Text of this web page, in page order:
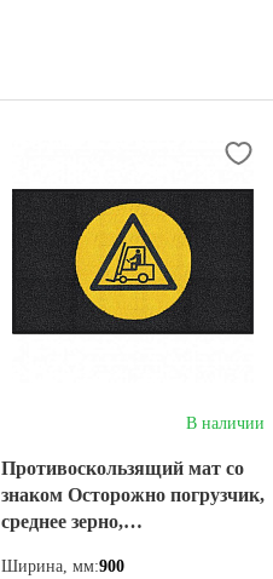
В наличии
Противоскользящий мат со
знаком Осторожно погрузчик,
среднее зерно,
Ширина, мм:900